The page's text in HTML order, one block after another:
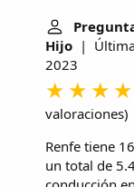
Hijo | Última
2023
valoraciones)
Renfe tiene
un total de